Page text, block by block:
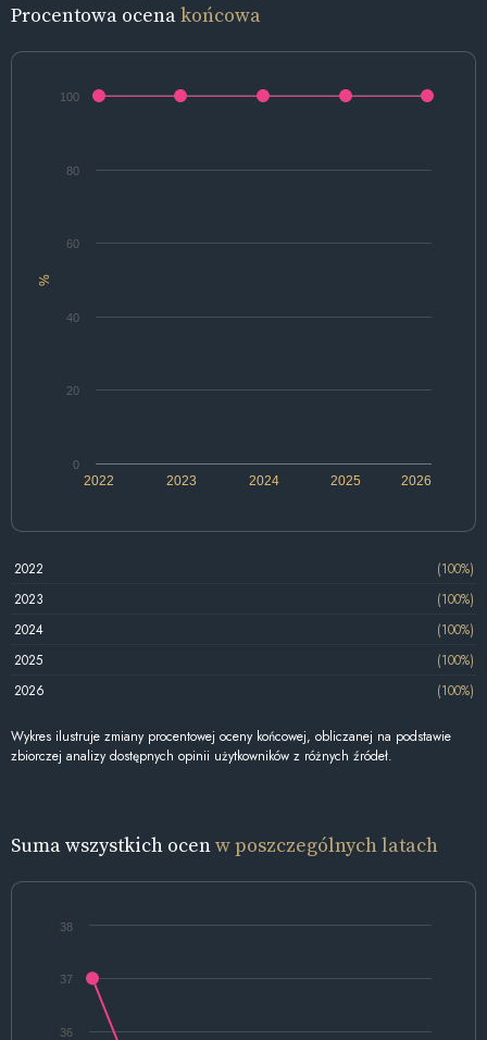
Procentowa ocenakońcowa
%
2022 2024 2026
2023 2025
0
20
40
60
80
100
2022
(100%)
2023
(100%)
2024
(100%)
2025
(100%)
2026
(100%)
Wykres ilustruje zmiany procentowej oceny końcowej, obliczanej na podstawie
zbiorczej analizy dostępnych opinii użytkowników z różnych źródeł.
Suma wszystkich ocenw poszczególnych latach
36
37
38